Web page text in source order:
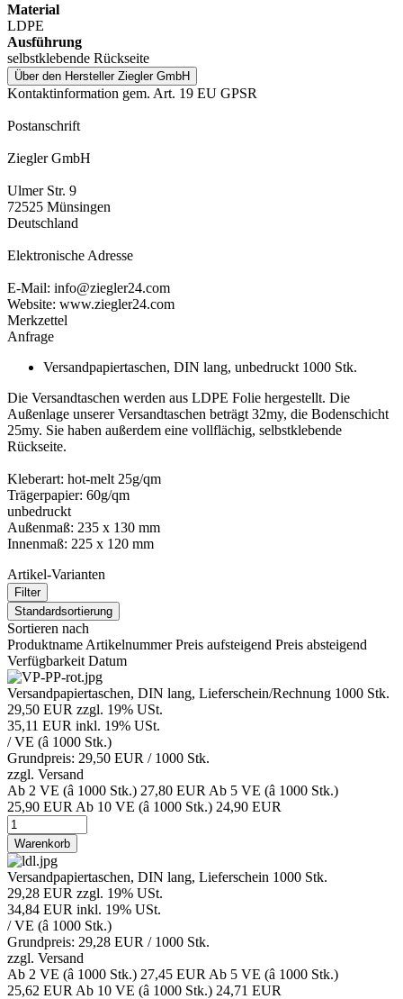
Material
LDPE
Ausführung
selbstklebende Rückseite
Über den Hersteller Ziegler GmbH
Kontaktinformation gem. Art. 19 EU GPSR
Postanschrift
Ziegler GmbH
Ulmer Str. 9
72525 Münsingen
Deutschland
Elektronische Adresse
E-Mail: info@ziegler24.com
Website: www.ziegler24.com
Merkzettel
Anfrage
Versandpapiertaschen, DIN lang, unbedruckt 1000 Stk.
Die Versandtaschen werden aus LDPE Folie hergestellt. Die
Außenlage unserer Versandtaschen beträgt 32my, die Bodenschicht
25my. Sie haben außerdem eine vollflächig, selbstklebende
Rückseite.
Kleberart: hot-melt 25g/qm
Trägerpapier: 60g/qm
unbedruckt
Außenmaß: 235 x 130 mm
Innenmaß: 225 x 120 mm
Artikel-Varianten
Filter
Standardsortierung
Sortieren nach
Produktname ArtikelnummerPreis aufsteigend Preis absteigend
Verfügbarkeit Datum
Versandpapiertaschen, DIN lang, Lieferschein/Rechnung 1000 Stk.
29,50 EUR zzgl. 19% USt.
35,11 EUR inkl. 19% USt.
/ VE (â 1000 Stk.)
Grundpreis: 29,50 EUR / 1000 Stk.
zzgl. Versand
Ab 2 VE (â 1000 Stk.) 27,80 EUR Ab 5 VE (â 1000 Stk.)
25,90 EUR Ab 10 VE (â 1000 Stk.) 24,90 EUR
Warenkorb
Versandpapiertaschen, DIN lang, Lieferschein 1000 Stk.
29,28 EUR zzgl. 19% USt.
34,84 EUR inkl. 19% USt.
/ VE (â 1000 Stk.)
Grundpreis: 29,28 EUR / 1000 Stk.
zzgl. Versand
Ab 2 VE (â 1000 Stk.) 27,45 EUR Ab 5 VE (â 1000 Stk.)
25,62 EUR Ab 10 VE (â 1000 Stk.) 24,71 EUR